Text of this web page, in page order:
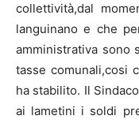
collettività,dal
languinano e che
amministrativa sono
tasse comunali,cosi
ha stabilito. Il
ai lametini i soldi